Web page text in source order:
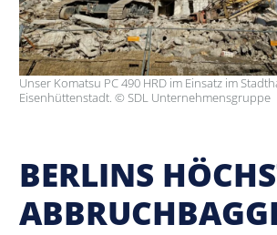
Unser Komatsu PC 490 HRD im Einsatz im
Eisenhüttenstadt. © SDL Unternehmensgruppe
BERLINS